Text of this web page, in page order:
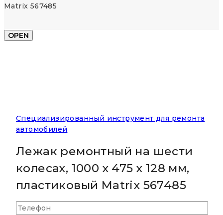
Matrix 567485
OPEN
Специализированный инструмент для ремонта
автомобилей
Лежак ремонтный на шести
колесах, 1000 х 475 х 128 мм,
пластиковый Matrix 567485